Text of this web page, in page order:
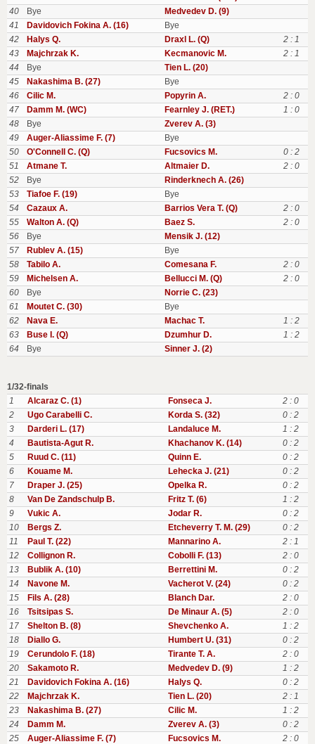
40
Bye
Medvedev D. (9)
41
Davidovich Fokina A. (16)
Bye
42
Halys Q. Draxl L. (Q)
2 : 1
43
Majchrzak K. Kecmanovic M.
2 : 1
44
Bye
Tien L. (20)
45
Nakashima B. (27)
Bye
46
Cilic M. Popyrin A.
2 : 0
47
Damm M. (WC) Fearnley J. (RET.)
1 : 0
48
Bye
Zverev A. (3)
49
Auger-Aliassime F. (7)
Bye
50
O'Connell C. (Q) Fucsovics M.
0 : 2
51
Atmane T. Altmaier D.
2 : 0
52
Bye
Rinderknech A. (26)
53
Tiafoe F. (19)
Bye
54
Cazaux A. Barrios Vera T. (Q)
2 : 0
55
Walton A. (Q) Baez S.
2 : 0
56
Bye
Mensik J. (12)
57
Rublev A. (15)
Bye
58
Tabilo A. Comesana F.
2 : 0
59
Michelsen A. Bellucci M. (Q)
2 : 0
60
Bye
Norrie C. (23)
61
Moutet C. (30)
Bye
62
Nava E. Machac T.
1 : 2
63
Buse I. (Q) Dzumhur D.
1 : 2
64
Bye Sinner J. (2)
1/32-finals
1
Alcaraz C. (1) Fonseca J.
2 : 0
2
Ugo Carabelli C. Korda S. (32)
0 : 2
3
Darderi L. (17) Landaluce M.
1 : 2
4
Bautista-Agut R. Khachanov K. (14)
0 : 2
5
Ruud C. (11) Quinn E.
0 : 2
6
Kouame M. Lehecka J. (21)
0 : 2
7
Draper J. (25) Opelka R.
0 : 2
8
Van De Zandschulp B. Fritz T. (6)
1 : 2
9
Vukic A. Jodar R.
0 : 2
10
Bergs Z. Etcheverry T. M. (29)
0 : 2
11
Paul T. (22) Mannarino A.
2 : 1
12
Collignon R. Cobolli F. (13)
2 : 0
13
Bublik A. (10) Berrettini M.
0 : 2
14
Navone M. Vacherot V. (24)
0 : 2
15
Fils A. (28) Blanch Dar.
2 : 0
16
Tsitsipas S. De Minaur A. (5)
2 : 0
17
Shelton B. (8) Shevchenko A.
1 : 2
18
Diallo G. Humbert U. (31)
0 : 2
19
Cerundolo F. (18) Tirante T. A.
2 : 0
20
Sakamoto R. Medvedev D. (9)
1 : 2
21
Davidovich Fokina A. (16) Halys Q.
0 : 2
22
Majchrzak K. Tien L. (20)
2 : 1
23
Nakashima B. (27) Cilic M.
1 : 2
24
Damm M. Zverev A. (3)
0 : 2
25
Auger-Aliassime F. (7) Fucsovics M.
2 : 0